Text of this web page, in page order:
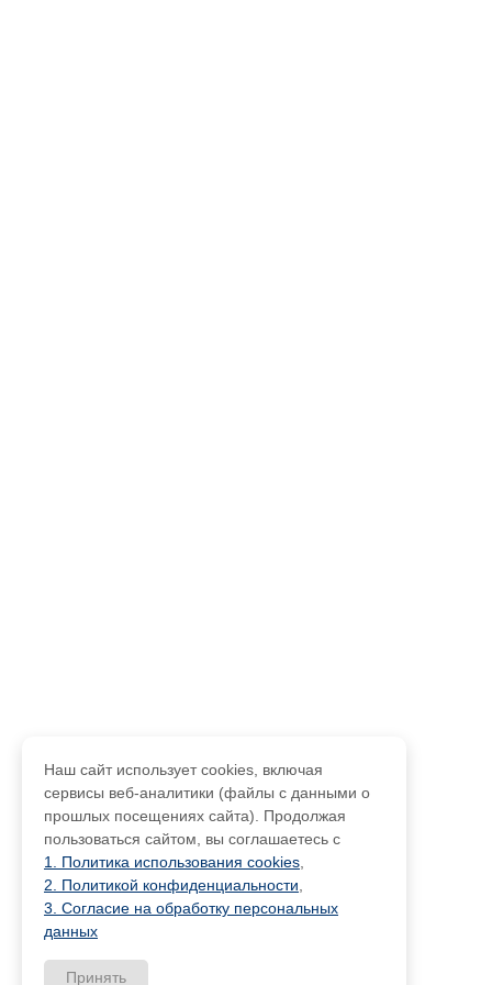
Наш сайт использует cookies, включая
сервисы веб-аналитики (файлы с данными о
прошлых посещениях сайта). Продолжая
пользоваться сайтом, вы соглашаетесь с
1. Политика использования cookies
2. Политикой конфиденциальности
3. Согласие на обработку персональных
данных
Принять